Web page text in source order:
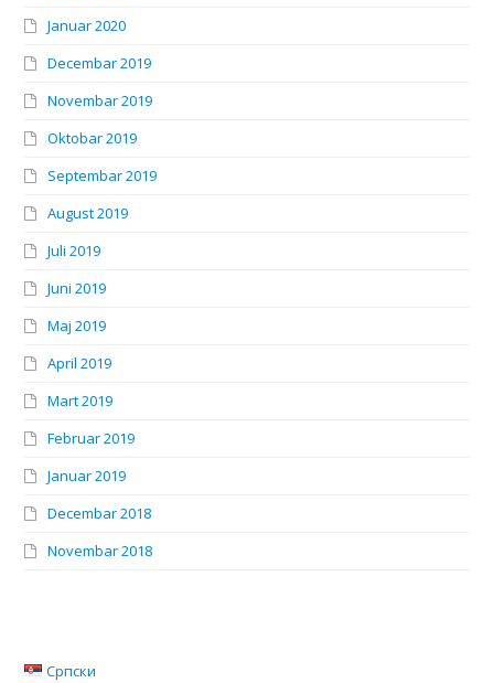
Januar 2020
Decembar 2019
Novembar 2019
Oktobar 2019
Septembar 2019
August 2019
Juli 2019
Juni 2019
Maj 2019
April 2019
Mart 2019
Februar 2019
Januar 2019
Decembar 2018
Novembar 2018
Српски